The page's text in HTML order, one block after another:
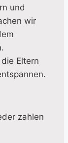
und
wir
Eltern
zahlen